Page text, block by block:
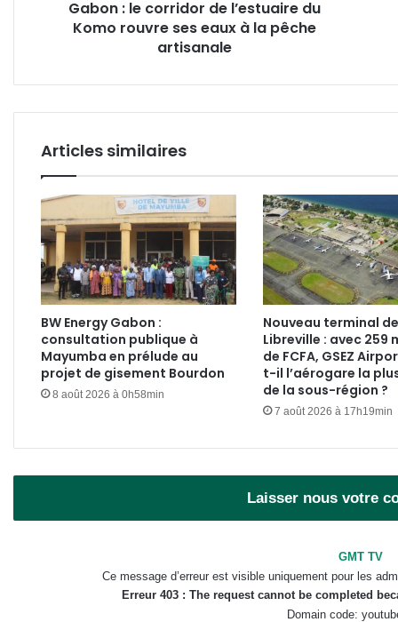
pêche
Gabon : le corridor de l’estuaire du
Komo rouvre ses eaux à la pêche
artisanale
Articles similaires
BW Energy Gabon :
consultation publique à
Mayumba en prélude au
projet de gisement Bourdon
8 août 2026 à 0h58min
Nouveau terminal de
Libreville : avec 259
de FCFA, GSEZ
t-il l’aérogare la
de la sous-région ?
7 août 2026 à 17h19min
Laisser nous votre
GMT TV
Ce message d’erreur est visible uniquement pour les
Erreur 403 : The request cannot be completed
Domain code: